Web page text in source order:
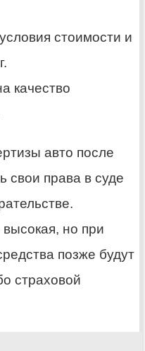
стоимости и
качество
авто после
свои права в суде
но при
позже будут
страховой